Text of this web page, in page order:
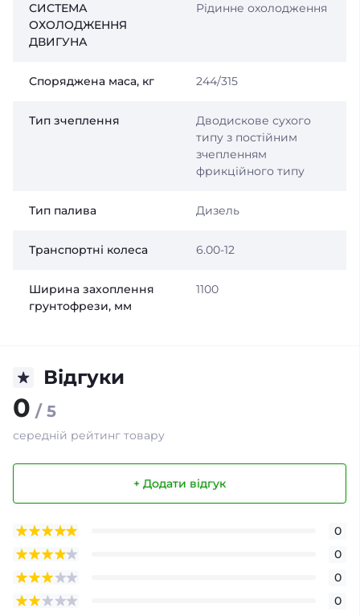
СИСТЕМА
ОХОЛОДЖЕННЯ
ДВИГУНА
Рідинне охолодження
Споряджена маса, кг 244/315
Тип зчеплення
Дводискове сухого
типу з постійним
зчепленням
фрикційного типу
Тип палива Дизель
Транспортні колеса 6.00-12
Ширина захоплення
грунтофрези, мм
1100
Відгуки
0 / 5
середній рейтинг товару
+ Додати відгук
0
0
0
0